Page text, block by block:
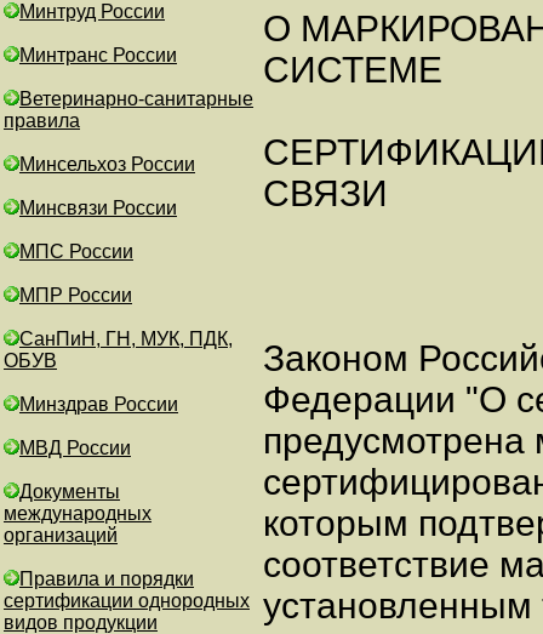
Минтруд России
Минтранс России
Ветеринарно-санитарные
правила
Минсельхоз России
Минсвязи России
МПС России
МПР России
СанПиН, ГН, МУК, ПДК,
ОБУВ
Минздрав России
МВД России
Документы
международных
организаций
Правила и порядки
сертификации однородных
видов продукции
О
СИСТЕМЕ
СВЯЗИ
Законом
Федерации "О
предусмотрена
которым
соответствие